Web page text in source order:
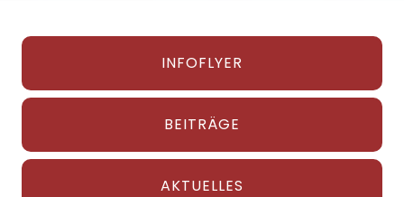
INFOFLYER
BEITRÄGE
AKTUELLES